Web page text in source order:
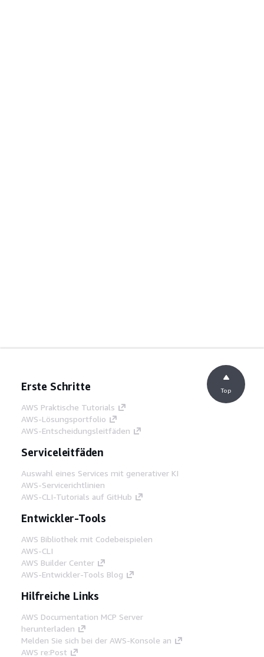
Erste Schritte
AWS Praktische Tutorials
AWS-Lösungsportfolio
AWS-Entscheidungsleitfäden
Serviceleitfäden
Auswahl eines Services mit generativer KI
AWS-Servicerichtlinien
AWS-CLI-Tutorials auf GitHub
Entwickler-Tools
AWS Bibliothek mit Codebeispielen
AWS-CLI
AWS Builder Center
AWS-Entwickler-Tools Blog
Hilfreiche Links
AWS Documentation MCP Server
herunterladen
Melden Sie sich bei der AWS-Konsole an
AWS re:Post
Top